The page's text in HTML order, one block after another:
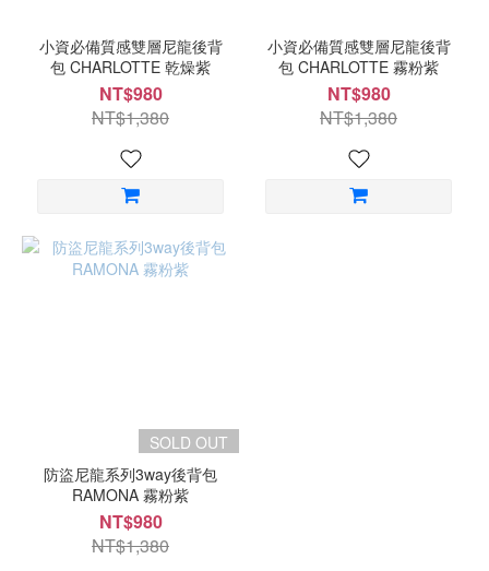
小資必備質感雙層尼龍後背
包 CHARLOTTE 乾燥紫
NT$980
NT$1,380
小資必備質感雙層尼龍後背
包 CHARLOTTE 霧粉紫
NT$980
NT$1,380
SOLD OUT
防盜尼龍系列3way後背包
RAMONA 霧粉紫
NT$980
NT$1,380